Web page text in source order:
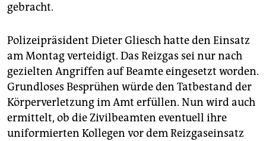
gebracht.
Polizeipräsident Dieter Gliesch hatte den Einsatz
am Montag verteidigt. Das Reizgas sei nur nach
gezielten Angriffen auf Beamte eingesetzt worden.
Grundloses Besprühen würde den Tatbestand der
Körperverletzung im Amt erfüllen. Nun wird auch
ermittelt, ob die Zivilbeamten eventuell ihre
uniformierten Kollegen vor dem Reizgaseinsatz